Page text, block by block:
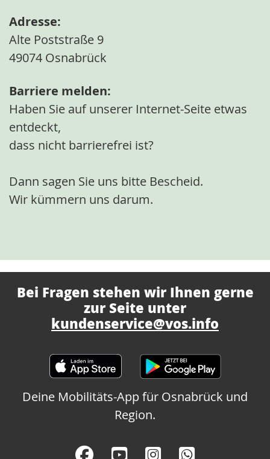
Adresse:
Alte Poststraße 9
49074 Osnabrück
Barriere melden:
Haben Sie auf unserer Internet-Seite etwas
entdeckt,
dass nicht barrierefrei ist?
Dann sagen Sie uns bitte Bescheid.
Wir kümmern uns darum.
Bei Fragen stehen wir Ihnen gerne
zur Seite unter
kundenservice@vos.info
Deine Mobilitäts-App für Osnabrück und
Region.